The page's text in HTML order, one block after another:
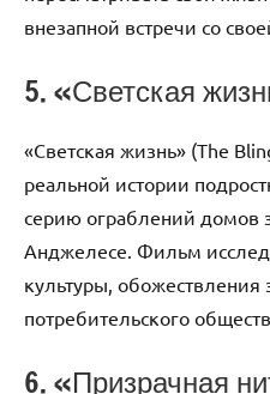
внезапной встречи со
5. «Светская
«Светская жизнь» (The
реальной истории
серию ограблений домов
Анджелесе. Фильм
культуры, обожествления
потребительского
6. «Призрачная